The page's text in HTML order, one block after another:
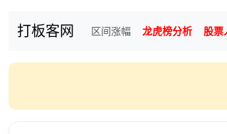
打板客网 区间涨幅 龙虎榜分析 股票